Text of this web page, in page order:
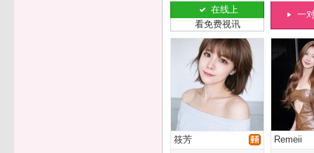
在线上
看免费视讯
一
筱芳 Remeii